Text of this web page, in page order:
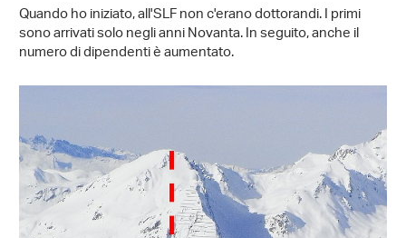
Quando ho iniziato, all'SLF non c'erano dottorandi. I primi
sono arrivati solo negli anni Novanta. In seguito, anche il
numero di dipendenti è aumentato.